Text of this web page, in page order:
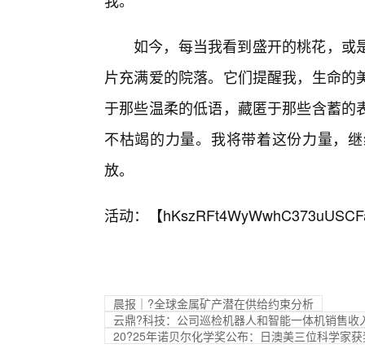
如今，每当我看到盛开的桃花，或
片充满爱的院落。它们提醒我，生命
于那些温柔的低语，藏匿于那些含蓄
不枯竭的力量。我将带着这份力量，
放。
活动：【
晨报｜?全球金属矿产潜在供给约束分析
云鼎?科技：公司巡检机器人和智能一体机销售
20?25年诺贝尔化学奖公布：日澳美三位科学家